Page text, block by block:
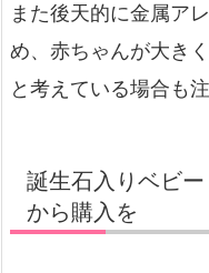
また後天的に金属ア
め、赤ちゃんが大き
と考えている場合も
誕生石入りベビ
から購入を